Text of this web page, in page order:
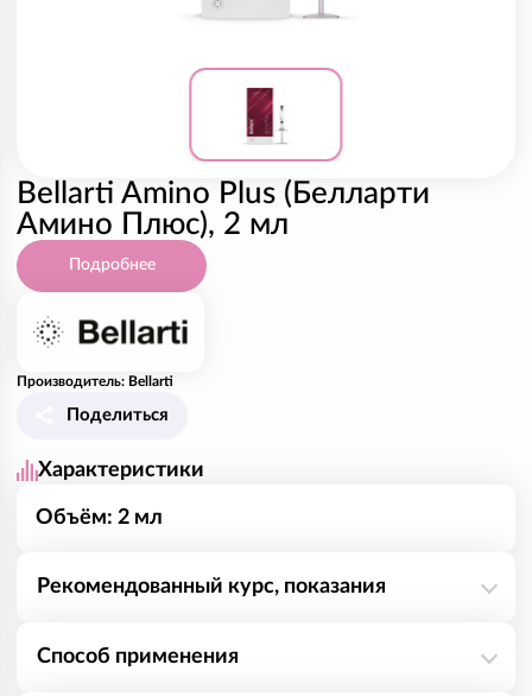
Bellarti Amino Plus (Белларти
Амино Плюс), 2 мл
Подробнее
Производитель: Bellarti
Поделиться
Характеристики
Объём: 2 мл
Рекомендованный курс, показания
Гиалуроновая кислота имеет свойство связывать и
Способ применения